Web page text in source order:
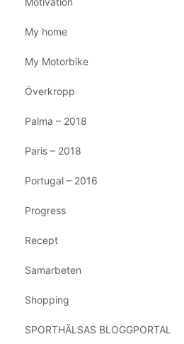
My home
My Motorbike
Överkropp
Palma – 2018
Paris – 2018
Portugal – 2016
Progress
Recept
Samarbeten
Shopping
SPORTHÄLSAS BLOGGPORTAL